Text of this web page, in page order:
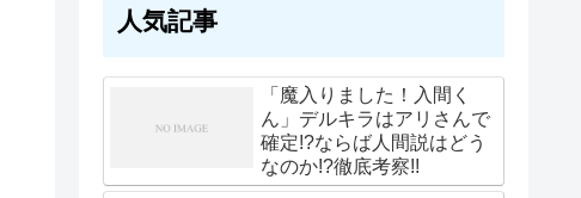
人気記事
「魔入りました！入間く
ん」デルキラはアリさんで
確定!?ならば人間説はどう
なのか!?徹底考察!!